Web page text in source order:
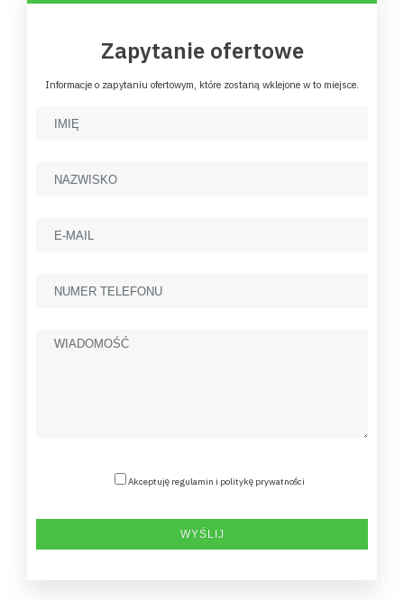
Zapytanie ofertowe
Informacje o zapytaniu ofertowym, które zostaną wklejone w to miejsce.
Akceptuję regulamin i politykę prywatności